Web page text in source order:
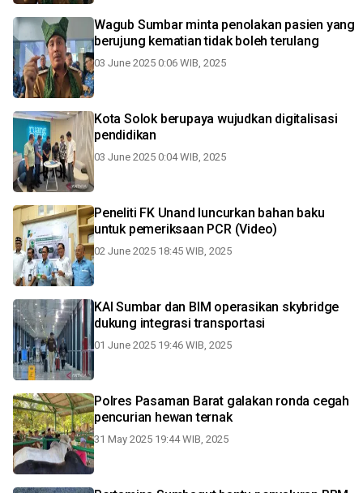
Wagub Sumbar minta penolakan pasien yang
berujung kematian tidak boleh terulang
03 June 2025 0:06 WIB, 2025
Kota Solok berupaya wujudkan digitalisasi
pendidikan
03 June 2025 0:04 WIB, 2025
Peneliti FK Unand luncurkan bahan baku
untuk pemeriksaan PCR (Video)
02 June 2025 18:45 WIB, 2025
KAI Sumbar dan BIM operasikan skybridge
dukung integrasi transportasi
01 June 2025 19:46 WIB, 2025
Polres Pasaman Barat galakan ronda cegah
pencurian hewan ternak
31 May 2025 19:44 WIB, 2025